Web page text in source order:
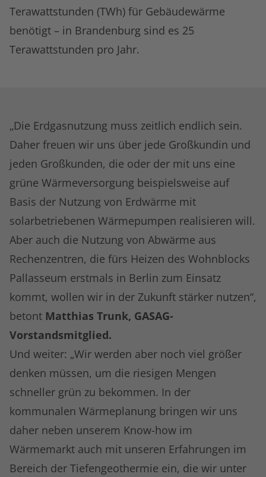
Terawattstunden (TWh) für Gebäudewärme
benötigt – in Brandenburg sind es 25
Terawattstunden pro Jahr.
„Die Erdgasnutzung muss zeitlich endlich sein.
Daher freuen wir uns über jede Großkundin und
jeden Großkunden, die oder der mit uns eine
grüne Wärmeversorgung beispielsweise auf
Basis der Nutzung von Erdwärme mit
solarbetriebenen Wärmepumpen realisieren will.
Aber auch die Nutzung von Abwärme aus
Rechenzentren, die fürs Heizen des Wohnblocks
Pallasseum erstmals in Berlin zum Einsatz
kommt, wollen wir in der Zukunft stärker nutzen“,
betont Matthias Trunk, GASAG-
Vorstandsmitglied.
Und weiter: „Wir werden aber noch viel größer
denken müssen, um die riesigen Mengen
schneller grün zu bekommen. In der
kommunalen Wärmeplanung bringen wir uns
daher neben unserem Know-how im
Wärmemarkt auch mit unseren Erfahrungen im
Bereich der Tiefengeothermie ein, die wir unter